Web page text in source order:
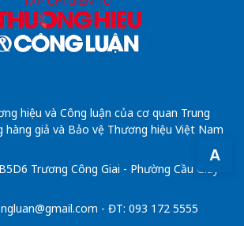
A
hiệu và Công luận của cơ quan Trung
hàng giả và Bảo vệ Thương hiệu Việt Nam
Trương Công Giai - Phường Cầu Giấy -
- ĐT: 093 172 5555